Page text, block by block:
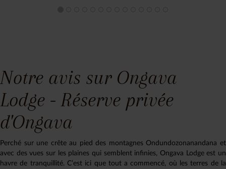
Notre avis sur Ongava
Lodge - Réserve privée
d'Ongava
Perché sur une crête au pied des montagnes Ondundozonanandana et
avec des vues sur les plaines qui semblent infinies, Ongava Lodge est un
havre de tranquillité. C’est ici que tout a commencé, où les terres de la